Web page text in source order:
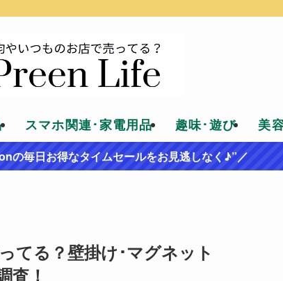
スマホ関連･家電用品 趣味･遊び 美
の毎日お得なタイムセールをお見逃しなく♪”／
てる？壁掛け･マグネット
査！